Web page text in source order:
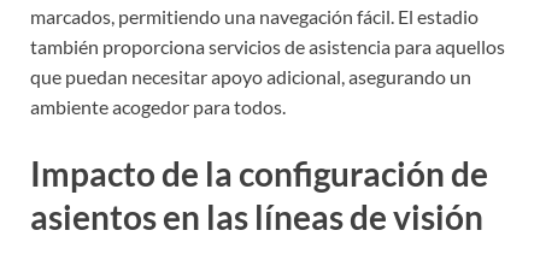
marcados, permitiendo una navegación fácil. El estadio
también proporciona servicios de asistencia para aquellos
que puedan necesitar apoyo adicional, asegurando un
ambiente acogedor para todos.
Impacto de la configuración de
asientos en las líneas de visión